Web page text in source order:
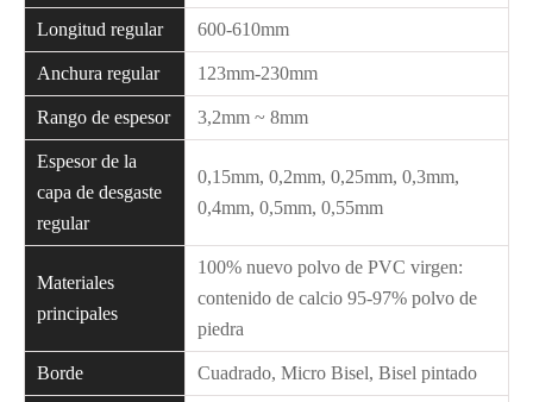
Longitud regular 600-610mm
Anchura regular 123mm-230mm
Rango de espesor 3,2mm ~ 8mm
Espesor de la
capa de desgaste
regular
0,15mm, 0,2mm, 0,25mm, 0,3mm,
0,4mm, 0,5mm, 0,55mm
Materiales
principales
100% nuevo polvo de PVC virgen:
contenido de calcio 95-97% polvo de
piedra
Borde Cuadrado, Micro Bisel, Bisel pintado